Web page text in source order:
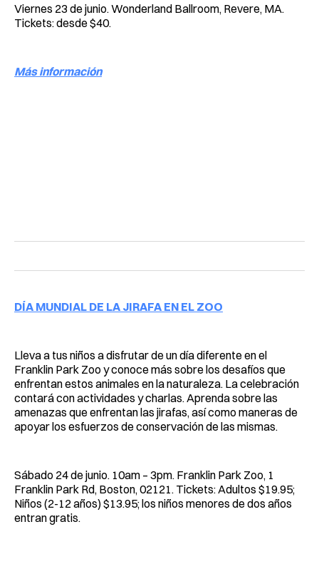
Viernes 23 de junio. Wonderland Ballroom, Revere, MA.
Tickets: desde $40.
Más información
DÍA MUNDIAL DE LA JIRAFA EN EL ZOO
Lleva a tus niños a disfrutar de un día diferente en el
Franklin Park Zoo y conoce más sobre los desafíos que
enfrentan estos animales en la naturaleza. La celebración
contará con actividades y charlas. Aprenda sobre las
amenazas que enfrentan las jirafas, así como maneras de
apoyar los esfuerzos de conservación de las mismas.
Sábado 24 de junio. 10am – 3pm. Franklin Park Zoo, 1
Franklin Park Rd, Boston, 02121. Tickets: Adultos $19.95;
Niños (2-12 años) $13.95; los niños menores de dos años
entran gratis.